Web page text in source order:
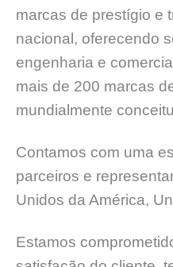
marcas de prestígio e
nacional, oferecendo
engenharia e
mais de 200 marcas
mundialmente
Contamos com uma
parceiros e
Unidos da América,
Estamos